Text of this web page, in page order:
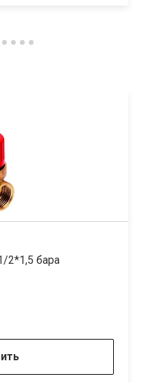
2*1,5 бара